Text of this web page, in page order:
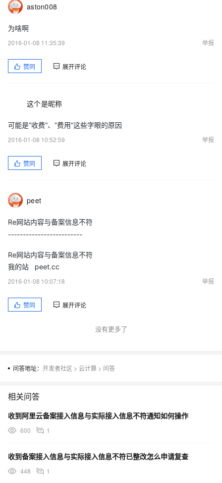
aston008
为啥啊
2016-01-08 11:35:39
举报
赞同 展开评论
这个是昵称
可能是”收费“、”费用“这些字眼的原因
2016-01-08 10:52:59
举报
赞同 展开评论
peet
Re网站内容与备案信息不符
-------------------------
Re网站内容与备案信息不符
我的站 peet.cc
2016-01-08 10:07:18
举报
赞同 展开评论
没有更多了
问答地址： 开发者社区 > 云计算 > 问答
相关问答
收到阿里云备案接入信息与实际接入信息不符通知如何操作
600 1
收到备案接入信息与实际接入信息不符已整改怎么申请复查
448 1